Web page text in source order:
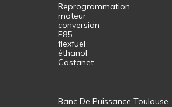
Reprogrammation
moteur
conversion
E85
flexfuel
éthanol
Castanet
Banc De Puissance Toulouse